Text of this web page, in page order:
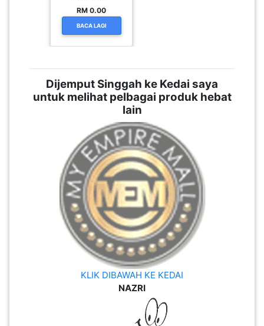
RM 0.00
BACA LAGI
Dijemput Singgah ke Kedai saya
untuk melihat pelbagai produk hebat
lain
KLIK DIBAWAH KE KEDAI
NAZRI